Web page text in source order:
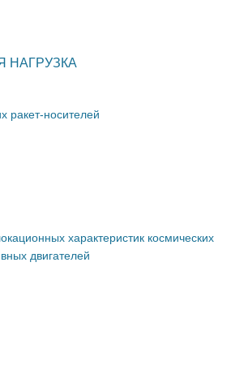
НАГРУЗКА
ракет-носителей
характеристик космических
двигателей